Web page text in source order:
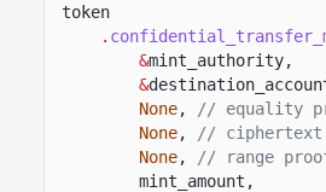
token
.
&mint_authority,
&
None,
// equality
None,
// ciphertext
None,
// range
mint_amount,